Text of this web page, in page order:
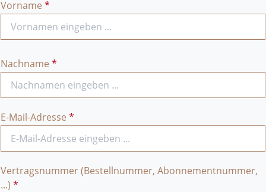
Vorname *
Nachname *
E-Mail-Adresse *
Vertragsnummer (Bestellnummer, Abonnementnummer,
...) *